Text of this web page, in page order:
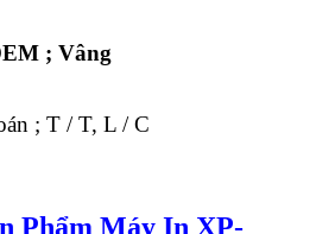
;Vâng
;T / T, L / C
Phẩm Máy In XP-